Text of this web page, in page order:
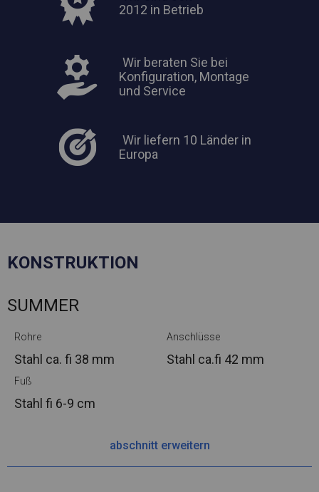
2012 in Betrieb
Wir beraten Sie bei
Konfiguration, Montage
und Service
Wir liefern 10 Länder in
Europa
KONSTRUKTION
SUMMER
Rohre
Stahl ca. fi 38 mm
Anschlüsse
Stahl ca.fi 42 mm
Fuß
Stahl fi 6-9 cm
abschnitt erweitern